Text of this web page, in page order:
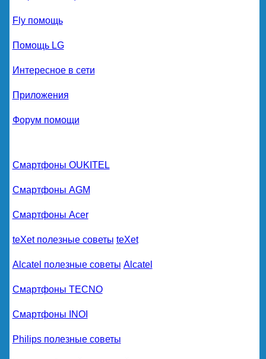
Fly помощь
Помощь LG
Интересное в сети
Приложения
Форум помощи
Смартфоны OUKITEL
Смартфоны AGM
Смартфоны Acer
teXet полезные советы teXet
Alcatel полезные советы Alcatel
Смартфоны TECNO
Смартфоны INOI
Philips полезные советы